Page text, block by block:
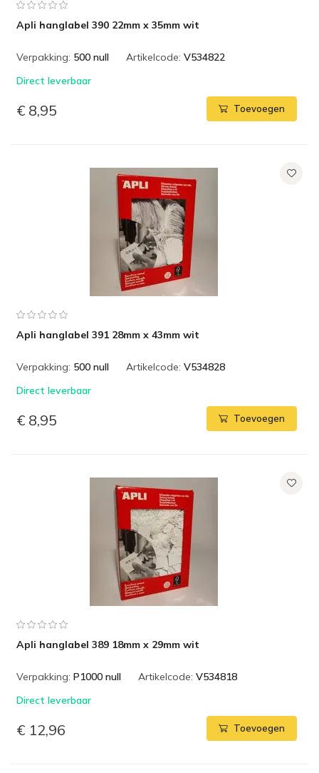
Apli hanglabel 390 22mm x 35mm wit
Verpakking: 500 null Artikelcode: V534822
Direct leverbaar
€ 8,95 Toevoegen
Apli hanglabel 391 28mm x 43mm wit
Verpakking: 500 null Artikelcode: V534828
Direct leverbaar
€ 8,95 Toevoegen
Apli hanglabel 389 18mm x 29mm wit
Verpakking: P1000 null Artikelcode: V534818
Direct leverbaar
€ 12,96 Toevoegen